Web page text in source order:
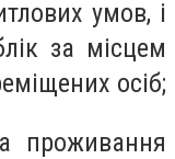
умов, і
за місцем
осіб;
проживання